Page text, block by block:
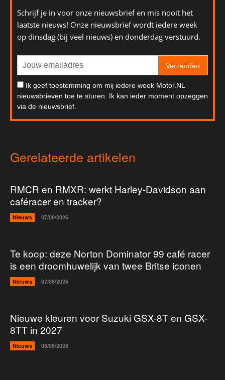
Schrijf je in voor onze nieuwsbrief en mis nooit het
laatste nieuws! Onze nieuwsbrief wordt iedere week
op dinsdag (bij veel nieuws) en donderdag verstuurd.
Verzenden
Ik geef toestemming om mij iedere week Motor.NL
nieuwsbrieven toe te sturen. Ik kan ieder moment opzeggen
via de nieuwsbrief.
Gerelateerde artikelen
RMCR en RMXR: werkt Harley-Davidson aan
caféracer en tracker?
Nieuws 07/08/2026
Te koop: deze Norton Dominator 99 café racer
is een droomhuwelijk van twee Britse iconen
Nieuws 07/08/2026
Nieuwe kleuren voor Suzuki GSX-8T en GSX-
8TT in 2027
Nieuws 06/08/2026